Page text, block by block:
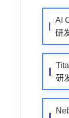
AI
研
研